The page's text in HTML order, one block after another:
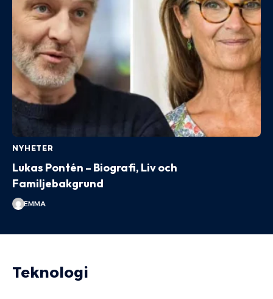
NYHETER
Lukas Pontén – Biografi, Liv och
Familjebakgrund
EMMA
Teknologi